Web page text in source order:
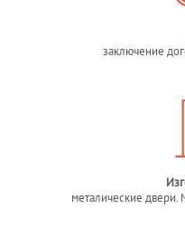
заключение
металические двери.